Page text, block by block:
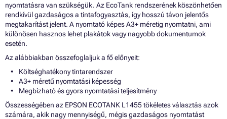
nyomtatásra van szükségük. Az EcoTank rendszerének köszönhetően
rendkívül gazdaságos a tintafogyasztás, így hosszú távon jelentős
megtakarítást jelent. A nyomtató képes A3+ méretig nyomtatni, ami
különösen hasznos lehet plakátok vagy nagyobb dokumentumok
esetén.
Az alábbiakban összefoglaljuk a fő előnyeit:
Költséghatékony tintarendszer
A3+ méretű nyomtatási képesség
Megbízható és gyors nyomtatási teljesítmény
Összességében az EPSON ECOTANK L1455 tökéletes választás azok
számára, akik nagy mennyiségű, mégis gazdaságos nyomtatást